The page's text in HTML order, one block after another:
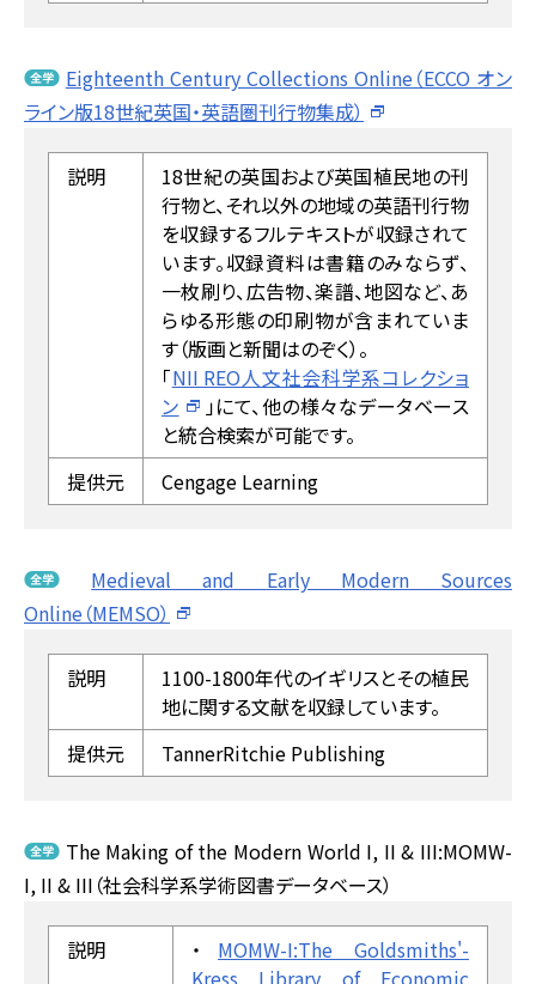
Eighteenth Century Collections Online（ECCO オン
ライン版18世紀英国・英語圏刊行物集成）
説明
18世紀の英国および英国植民地の刊
行物と、それ以外の地域の英語刊行物
を収録するフルテキストが収録されて
います。収録資料は書籍のみならず、
一枚刷り、広告物、楽譜、地図など、あ
らゆる形態の印刷物が含まれていま
す（版画と新聞はのぞく）。
「NII REO人文社会科学系コレクショ
ン
」にて、他の様々なデータベース
と統合検索が可能です。
提供元
Cengage Learning
Medieval and Early Modern Sources
Online（MEMSO）
説明
1100-1800年代のイギリスとその植民
地に関する文献を収録しています。
提供元
TannerRitchie Publishing
The Making of the Modern World I, II & III:MOMW-
I, II & III（社会科学系学術図書データベース）
説明 ・ MOMW-I:The Goldsmiths'-
Kress Library of Economic